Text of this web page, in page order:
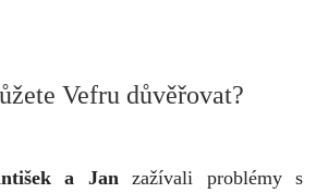
Vefru důvěřovat?
a Janzažívali problémy s